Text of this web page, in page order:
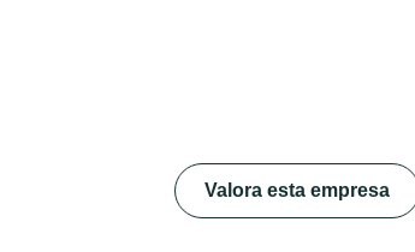
Valora esta empresa